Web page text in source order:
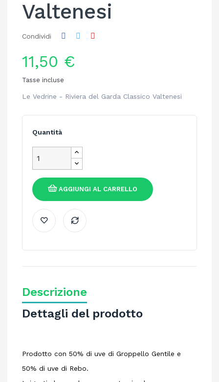
Valtenesi
Condividi
11,50 €
Tasse incluse
Le Vedrine - Riviera del Garda Classico Valtenesi
Quantità
AGGIUNGI AL CARRELLO
Descrizione
Dettagli del prodotto
Prodotto con 50% di uve di Groppello Gentile e
50% di uve di Rebo.